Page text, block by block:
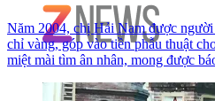
Năm 2004, chị Hải Nam được
chỉ vàng, góp vào tiền phẫu thuật
miệt mài tìm ân nhân, mong được